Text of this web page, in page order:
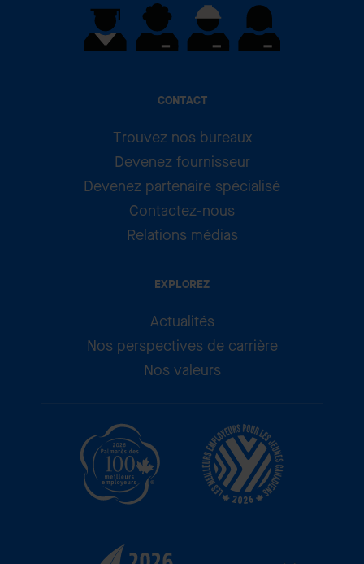
CONTACT
Trouvez nos bureaux
Devenez fournisseur
Devenez partenaire spécialisé
Contactez-nous
Relations médias
EXPLOREZ
Actualités
Nos perspectives de carrière
Nos valeurs